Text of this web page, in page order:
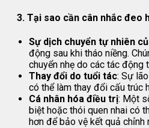
3. Tại sao cần cân nhắc đeo
Sự dịch chuyển tự nhiên
động sau khi tháo niềng.
chuyển nhẹ do các tác động
Thay đổi do tuổi tác: Sự
có thể làm thay đổi cấu trúc
Cá nhân hóa điều trị: Một
biệt hoặc thói quen nhai có
hơn để bảo vệ kết quả chỉnh